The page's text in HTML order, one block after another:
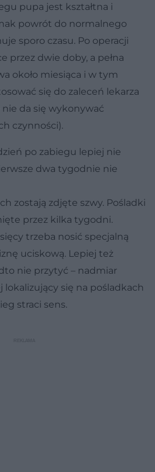
pupa jest kształtna i
powrót do normalnego
sporo czasu. Po operacji
przez dwie doby, a pełna
około miesiąca i w tym
się do zaleceń lekarza
da się wykonywać
czynności).
po zabiegu lepiej nie
dwa tygodnie nie
zostają zdjęte szwy. Pośladki
przez kilka tygodni.
trzeba nosić specjalną
uciskową. Lepiej też
nie przytyć – nadmiar
lokalizujący się na pośladkach
straci sens.